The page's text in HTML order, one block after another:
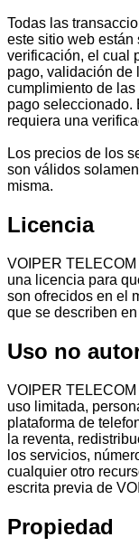
Todas las
este sitio web están
verificación, el cual
pago, validación de
cumplimiento de
pago seleccionado.
requiera una
Los precios de los
son válidos
misma.
Licencia
VOIPER
una licencia para
son ofrecidos en el
que se describen
Uso no
VOIPER
uso limitada,
plataforma de
la reventa,
los servicios,
cualquier otro
escrita previa de
Propiedad